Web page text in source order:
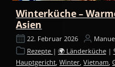
Winterküche –
Asien
22. Februar 2026
Rezepte | 🌍 Länderküche|
Hauptgericht ,Winter ,Vietnam ,